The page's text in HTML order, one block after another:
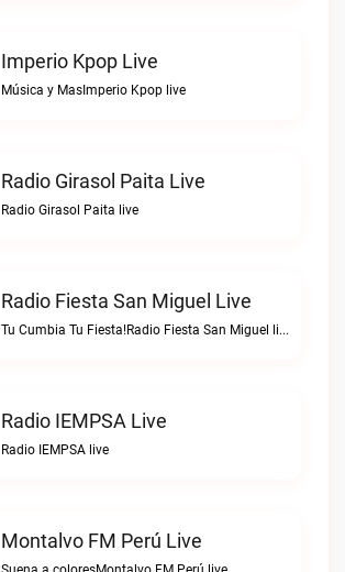
Imperio Kpop Live
Música y MasImperio Kpop live
Radio Girasol Paita Live
Radio Girasol Paita live
Radio Fiesta San Miguel Live
Tu Cumbia Tu Fiesta!Radio Fiesta San Miguel live
Radio IEMPSA Live
Radio IEMPSA live
Montalvo FM Perú Live